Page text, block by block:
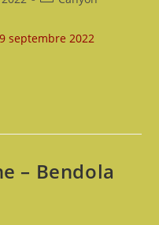
septembre 2022
– Bendola